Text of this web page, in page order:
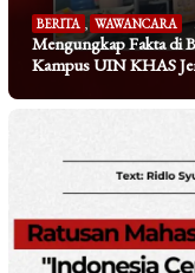
BERITA , WAWANCARA
Mengungkap Fakta di
Kampus UIN KHAS